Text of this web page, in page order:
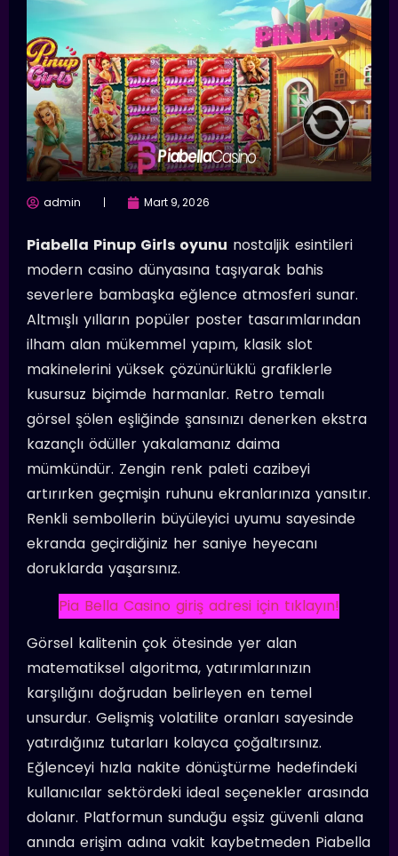
admin Mart 9, 2026
Piabella Pinup Girls oyunu nostaljik esintileri
modern casino dünyasına taşıyarak bahis
severlere bambaşka eğlence atmosferi sunar.
Altmışlı yılların popüler poster tasarımlarından
ilham alan mükemmel yapım, klasik slot
makinelerini yüksek çözünürlüklü grafiklerle
kusursuz biçimde harmanlar. Retro temalı
görsel şölen eşliğinde şansınızı denerken ekstra
kazançlı ödüller yakalamanız daima
mümkündür. Zengin renk paleti cazibeyi
artırırken geçmişin ruhunu ekranlarınıza yansıtır.
Renkli sembollerin büyüleyici uyumu sayesinde
ekranda geçirdiğiniz her saniye heyecanı
doruklarda yaşarsınız.
Pia Bella Casino giriş adresi için tıklayın!
Görsel kalitenin çok ötesinde yer alan
matematiksel algoritma, yatırımlarınızın
karşılığını doğrudan belirleyen en temel
unsurdur. Gelişmiş volatilite oranları sayesinde
yatırdığınız tutarları kolayca çoğaltırsınız.
Eğlenceyi hızla nakite dönüştürme hedefindeki
kullanıcılar sektördeki ideal seçenekler arasında
dolanır. Platformun sunduğu eşsiz güvenli alana
anında erişim adına vakit kaybetmeden Piabella